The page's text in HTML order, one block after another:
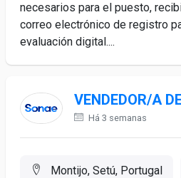
necesarios para el puesto,
correo electrónico de registro
evaluación digital....
VENDEDOR/A
Há 3 semanas
Montijo, Setú, Portugal